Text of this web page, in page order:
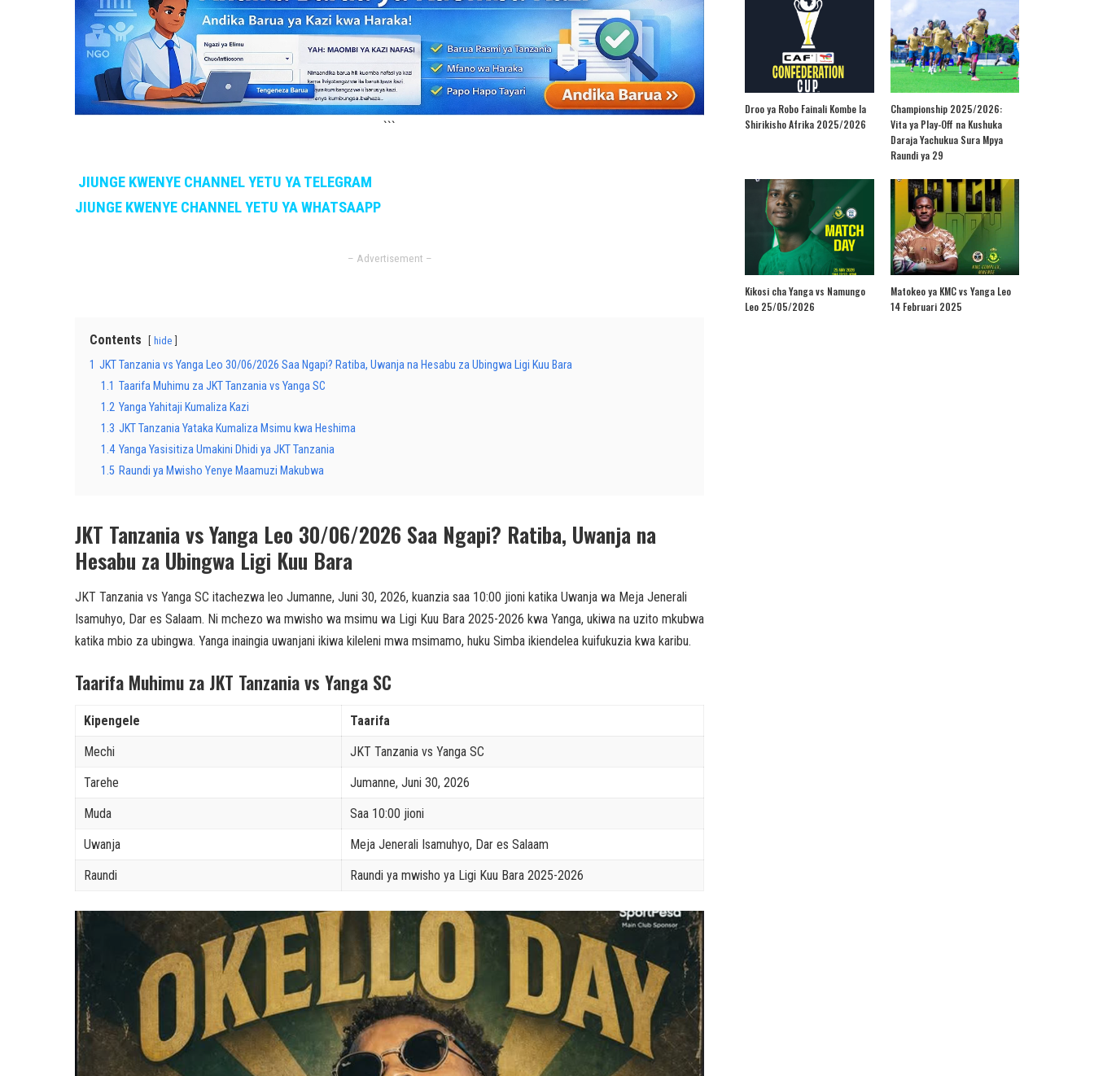
```
JIUNGE KWENYE CHANNEL YETU YA TELEGRAM
JIUNGE KWENYE CHANNEL YETU YA WHATSAAPP
– Advertisement –
Contents hide
1 JKT Tanzania vs Yanga Leo 30/06/2026 Saa Ngapi? Ratiba, Uwanja na Hesabu za Ubingwa Ligi Kuu Bara
1.1 Taarifa Muhimu za JKT Tanzania vs Yanga SC
1.2 Yanga Yahitaji Kumaliza Kazi
1.3 JKT Tanzania Yataka Kumaliza Msimu kwa Heshima
1.4 Yanga Yasisitiza Umakini Dhidi ya JKT Tanzania
1.5 Raundi ya Mwisho Yenye Maamuzi Makubwa
JKT Tanzania vs Yanga Leo 30/06/2026 Saa Ngapi? Ratiba, Uwanja na
Hesabu za Ubingwa Ligi Kuu Bara
JKT Tanzania vs Yanga SC itachezwa leo Jumanne, Juni 30, 2026, kuanzia saa 10:00 jioni katika Uwanja wa Meja Jenerali
Isamuhyo, Dar es Salaam. Ni mchezo wa mwisho wa msimu wa Ligi Kuu Bara 2025-2026 kwa Yanga, ukiwa na uzito mkubwa
katika mbio za ubingwa. Yanga inaingia uwanjani ikiwa kileleni mwa msimamo, huku Simba ikiendelea kuifukuzia kwa karibu.
Taarifa Muhimu za JKT Tanzania vs Yanga SC
Kipengele
Taarifa
Mechi
JKT Tanzania vs Yanga SC
Tarehe
Jumanne, Juni 30, 2026
Muda
Saa 10:00 jioni
Uwanja
Meja Jenerali Isamuhyo, Dar es Salaam
Raundi
Raundi ya mwisho ya Ligi Kuu Bara 2025-2026
Droo ya Robo Fainali Kombe la
Shirikisho Afrika 2025/2026
Championship 2025/2026:
Vita ya Play-Off na Kushuka
Daraja Yachukua Sura Mpya
Raundi ya 29
Kikosi cha Yanga vs Namungo
Leo 25/05/2026
Matokeo ya KMC vs Yanga Leo
14 Februari 2025